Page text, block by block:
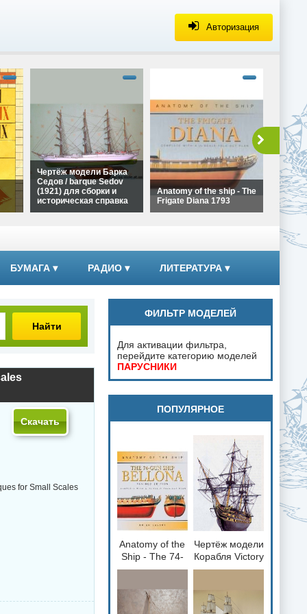
Авторизация
width="320"
Чертёж модели Барка
Седов / barque Sedov
(1921) для сборки и
историческая справка
width="320"
height="180">
Anatomy of the ship - The
Frigate Diana 1793
сборки
Ла
БУМАГА ▾ РАДИО ▾ ЛИТЕРАТУРА ▾
Найти
Скачать
for Small Scales
ФИЛЬТР МОДЕЛЕЙ
Для активации фильтра,
перейдите категорию моделей
ПАРУСНИКИ
ПОПУЛЯРНОЕ
loading="lazy"
decoding="async"
Anatomy of the
Ship - The 74-
gun Ship
loading="lazy"
decoding="async"
Чертёж модели
Корабля Victory
/ Виктория
сборки и
историческая